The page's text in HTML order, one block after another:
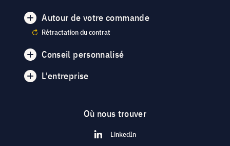
Autour de votre commande
Rétractation du contrat
Conseil personnalisé
L'entreprise
Où nous trouver
LinkedIn